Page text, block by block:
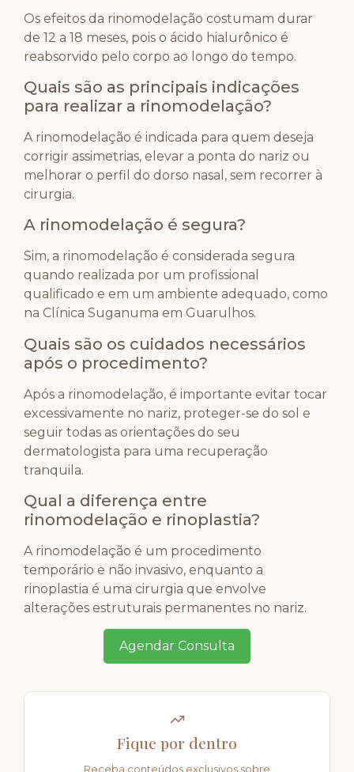
Os efeitos da rinomodelação costumam durar
de 12 a 18 meses, pois o ácido hialurônico é
reabsorvido pelo corpo ao longo do tempo.
Quais são as principais indicações
para realizar a rinomodelação?
A rinomodelação é indicada para quem deseja
corrigir assimetrias, elevar a ponta do nariz ou
melhorar o perfil do dorso nasal, sem recorrer à
cirurgia.
A rinomodelação é segura?
Sim, a rinomodelação é considerada segura
quando realizada por um profissional
qualificado e em um ambiente adequado, como
na Clínica Suganuma em Guarulhos.
Quais são os cuidados necessários
após o procedimento?
Após a rinomodelação, é importante evitar tocar
excessivamente no nariz, proteger-se do sol e
seguir todas as orientações do seu
dermatologista para uma recuperação
tranquila.
Qual a diferença entre
rinomodelação e rinoplastia?
A rinomodelação é um procedimento
temporário e não invasivo, enquanto a
rinoplastia é uma cirurgia que envolve
alterações estruturais permanentes no nariz.
Agendar Consulta
Fique por dentro
Receba conteúdos exclusivos sobre